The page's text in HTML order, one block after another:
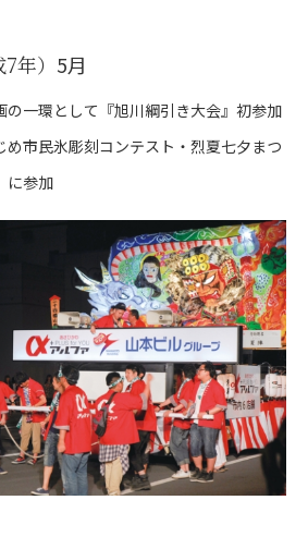
年） 5月
の一環として『旭川綱引き大会』初参加
め市民氷彫刻コンテスト・烈夏七夕まつ
に参加